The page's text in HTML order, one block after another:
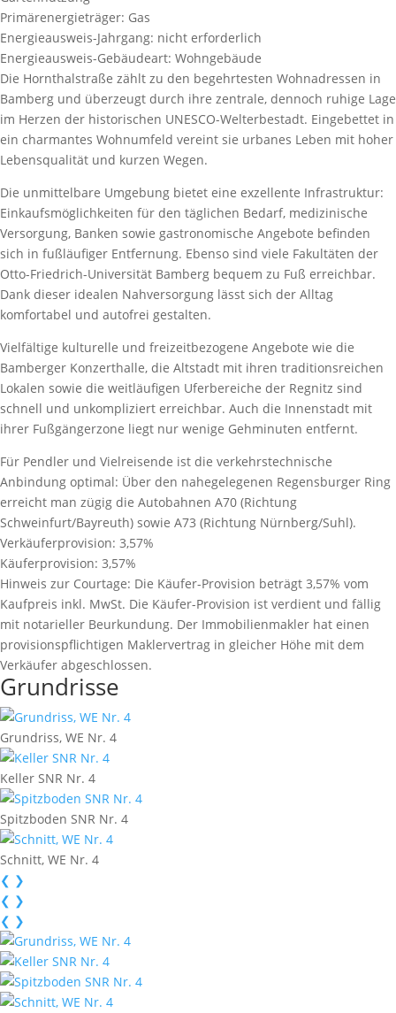
Primärenergieträger: Gas
Energieausweis-Jahrgang: nicht erforderlich
Energieausweis-Gebäudeart: Wohngebäude
Die Hornthalstraße zählt zu den begehrtesten Wohnadressen in
Bamberg und überzeugt durch ihre zentrale, dennoch ruhige Lage
im Herzen der historischen UNESCO-Welterbestadt. Eingebettet in
ein charmantes Wohnumfeld vereint sie urbanes Leben mit hoher
Lebensqualität und kurzen Wegen.
Die unmittelbare Umgebung bietet eine exzellente Infrastruktur:
Einkaufsmöglichkeiten für den täglichen Bedarf, medizinische
Versorgung, Banken sowie gastronomische Angebote befinden
sich in fußläufiger Entfernung. Ebenso sind viele Fakultäten der
Otto-Friedrich-Universität Bamberg bequem zu Fuß erreichbar.
Dank dieser idealen Nahversorgung lässt sich der Alltag
komfortabel und autofrei gestalten.
Vielfältige kulturelle und freizeitbezogene Angebote wie die
Bamberger Konzerthalle, die Altstadt mit ihren traditionsreichen
Lokalen sowie die weitläufigen Uferbereiche der Regnitz sind
schnell und unkompliziert erreichbar. Auch die Innenstadt mit
ihrer Fußgängerzone liegt nur wenige Gehminuten entfernt.
Für Pendler und Vielreisende ist die verkehrstechnische
Anbindung optimal: Über den nahegelegenen Regensburger Ring
erreicht man zügig die Autobahnen A70 (Richtung
Schweinfurt/Bayreuth) sowie A73 (Richtung Nürnberg/Suhl).
Verkäuferprovision: 3,57%
Käuferprovision: 3,57%
Hinweis zur Courtage: Die Käufer-Provision beträgt 3,57% vom
Kaufpreis inkl. MwSt. Die Käufer-Provision ist verdient und fällig
mit notarieller Beurkundung. Der Immobilienmakler hat einen
provisionspﬂichtigen Maklervertrag in gleicher Höhe mit dem
Verkäufer abgeschlossen.
Grundrisse
Grundriss, WE Nr. 4
Keller SNR Nr. 4
Spitzboden SNR Nr. 4
Schnitt, WE Nr. 4
❮ ❯
❮ ❯
❮ ❯